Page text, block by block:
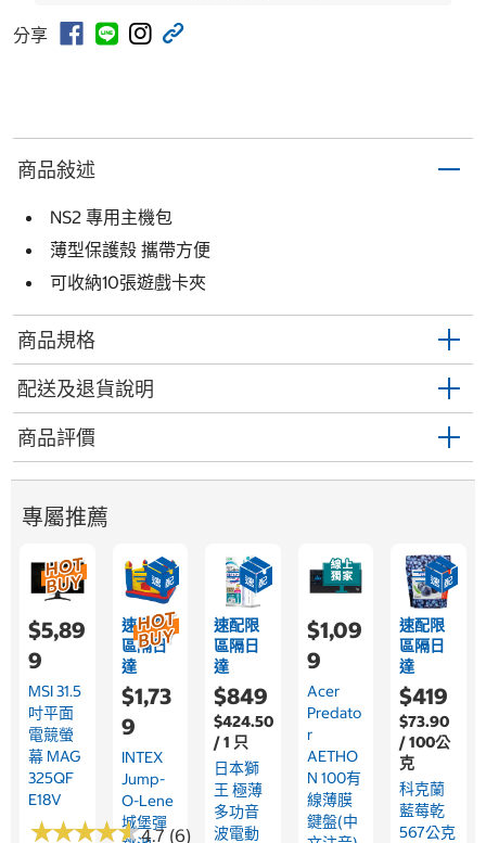
分享
商品敍述
NS2 專用主機包
薄型保護殼 攜帶方便
可收納10張遊戲卡夾
商品規格
配送及退貨說明
商品評價
專屬推薦
$5,89
9
MSI 31.5
吋平面
電競螢
幕 MAG
325QF
E18V
★★★★★
★★★★★4.7 (6)
速配限
區隔日
達
$1,73
9
INTEX
Jump-
O-Lene
城堡彈
速配限
區隔日
達
$849
$424.50
/ 1 只
日本獅
王 極薄
多功音
波電動
$1,09
9
Acer
Predato
R
AETHO
N 100有
線薄膜
鍵盤(中
速配限
區隔日
達
$419
$73.90
/ 100公
克
科克蘭
藍莓乾
567公克